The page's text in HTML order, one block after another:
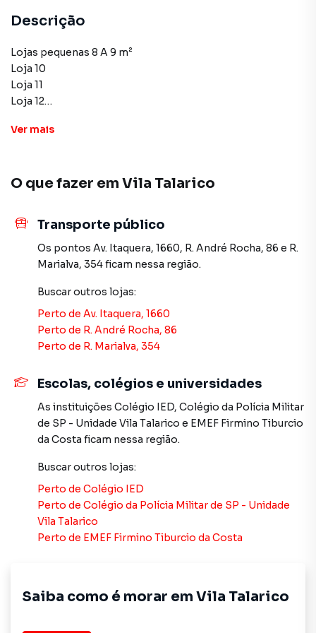
Descrição
Lojas pequenas 8 A 9 m²
Loja 10
Loja 11
Loja 12
Loja 21
Condomínio: R$200,00
Lojas médias 10 A 14 m²
Loja 16
Loja 19
Loja 26
Loja 27
Loja 28
Aluguel: R$1500,00
Condomínio: R$250,00
Loja grandes 21 A 36 m²
Loja 03
Loja 05
Loja 06
Aluguel: R$2000,00
Condomínio : R$500,00
Obs: Cada loja tem seu próprio medidor de energia
individual.
Ver mais
O que fazer em Vila Talarico
Transporte público
Os pontos Av. Itaquera, 1660, R. André Rocha, 86 e R.
Marialva, 354ficam nessa região.
Buscar outros lojas:
Perto de Av. Itaquera, 1660
Perto de R. André Rocha, 86
Perto de R. Marialva, 354
Escolas, colégios e universidades
As instituições Colégio IED, Colégio da Polícia Militar
de SP - Unidade Vila Talarico e EMEF Firmino Tiburcio
da Costa ficam nessa região.
Buscar outros lojas:
Perto de Colégio IED
Perto de Colégio da Polícia Militar de SP - Unidade
Vila Talarico
Perto de EMEF Firmino Tiburcio da Costa
Saiba como é morar em Vila Talarico